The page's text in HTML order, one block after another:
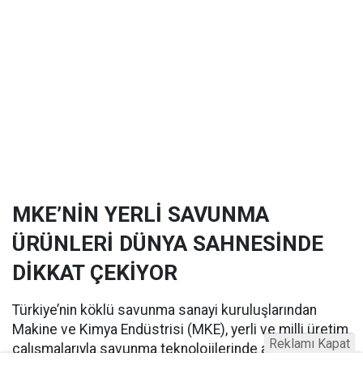
MKE’NİN YERLİ SAVUNMA
ÜRÜNLERİ DÜNYA SAHNESİNDE
DİKKAT ÇEKİYOR
Türkiye’nin köklü savunma sanayi kuruluşlarından
Makine ve Kimya Endüstrisi (MKE), yerli ve milli üretim
çalışmalarıyla savunma teknolojilerinde adından söz
Reklamı Kapat